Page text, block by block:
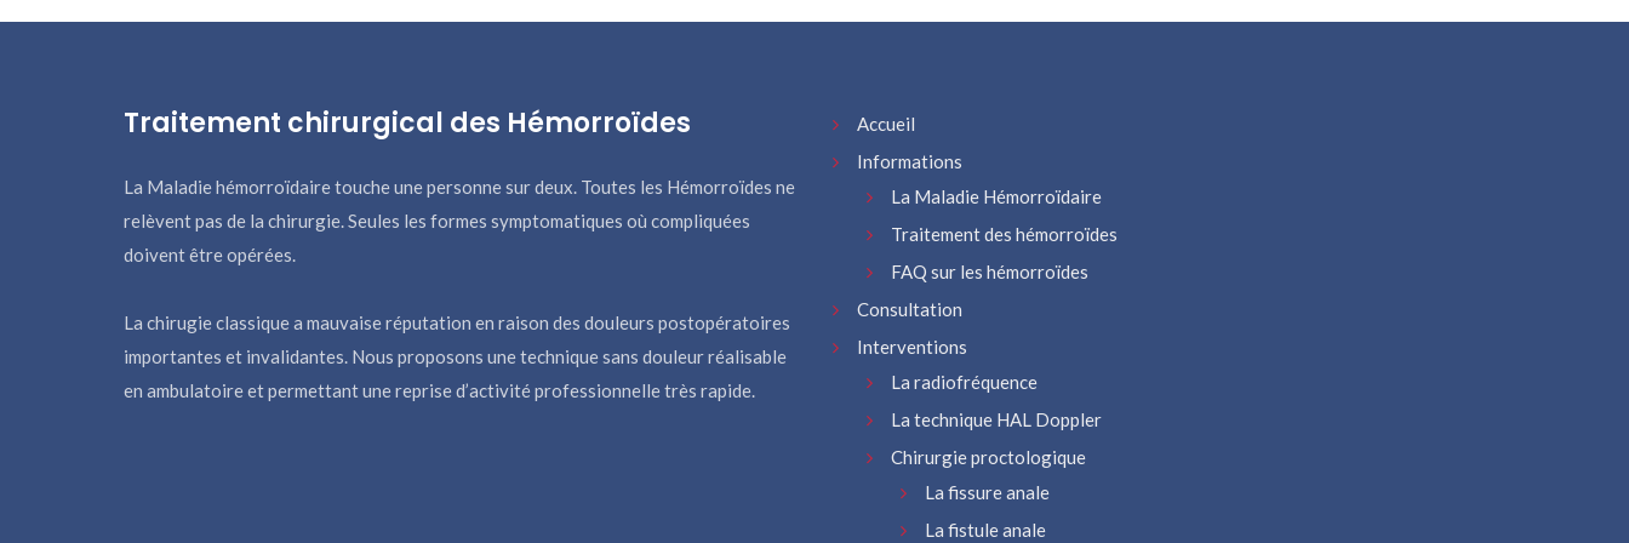
Traitement chirurgical des Hémorroïdes
La Maladie hémorroïdaire touche une personne sur deux. Toutes les Hémorroïdes ne
relèvent pas de la chirurgie. Seules les formes symptomatiques où compliquées
doivent être opérées.
La chirugie classique a mauvaise réputation en raison des douleurs postopératoires
importantes et invalidantes. Nous proposons une technique sans douleur réalisable
en ambulatoire et permettant une reprise d’activité professionnelle très rapide.
Accueil
Informations
La Maladie Hémorroïdaire
Traitement des hémorroïdes
FAQ sur les hémorroïdes
Consultation
Interventions
La radiofréquence
La technique HAL Doppler
Chirurgie proctologique
La fissure anale
La fistule anale